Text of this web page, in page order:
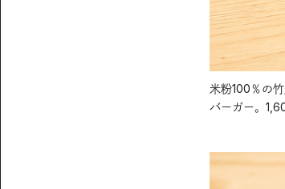
米粉100％の
バーガー。